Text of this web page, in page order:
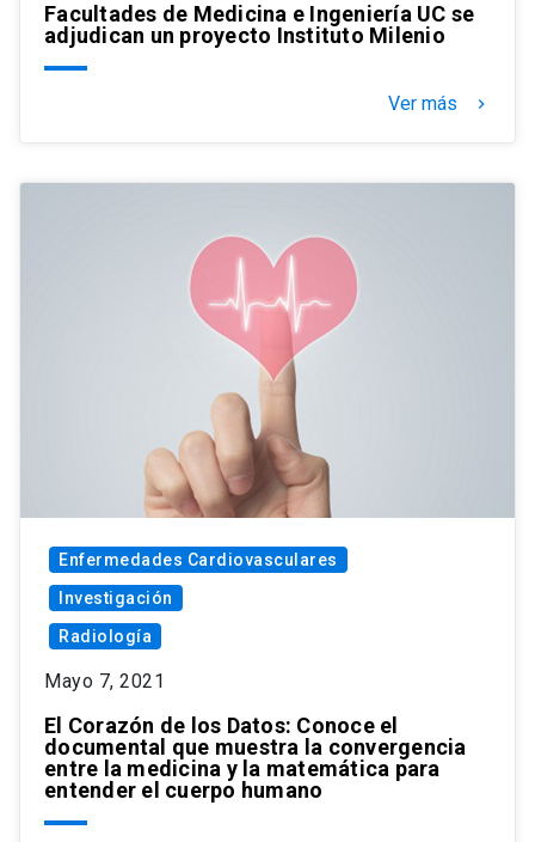
Facultades de Medicina e Ingeniería UC se
adjudican un proyecto Instituto Milenio
Ver más keyboard_arrow_right
Enfermedades Cardiovasculares
Investigación
Radiología
Mayo 7, 2021
El Corazón de los Datos: Conoce el
documental que muestra la convergencia
entre la medicina y la matemática para
entender el cuerpo humano